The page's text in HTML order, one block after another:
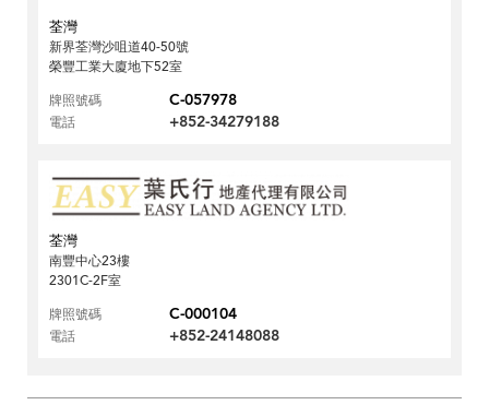
荃灣
新界荃灣沙咀道40-50號
榮豐工業大廈地下52室
牌照號碼
C-057978
電話 +852-34279188
荃灣
南豐中心23樓
2301C-2F室
牌照號碼
C-000104
電話 +852-24148088